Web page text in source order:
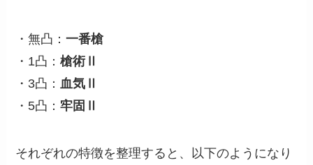
・無凸：一番槍
・1凸：槍術Ⅱ
・3凸：血気Ⅱ
・5凸：牢固Ⅱ
それぞれの特徴を整理すると、以下のようになり